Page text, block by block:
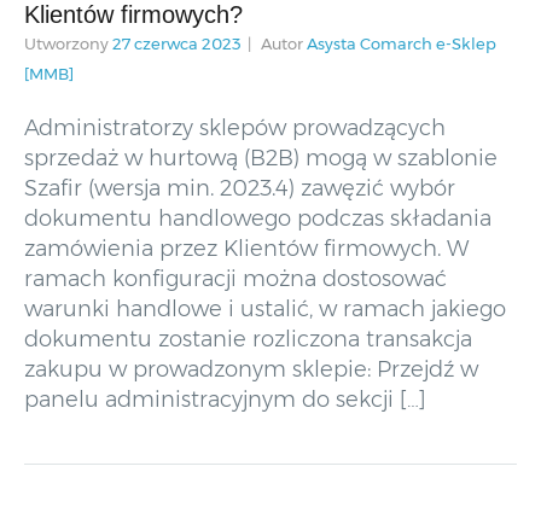
Klientów firmowych?
Utworzony27 czerwca 2023 AutorAsysta Comarch e-Sklep
[MMB]
Administratorzy sklepów prowadzących
sprzedaż w hurtową (B2B) mogą w szablonie
Szafir (wersja min. 2023.4) zawęzić wybór
dokumentu handlowego podczas składania
zamówienia przez Klientów firmowych. W
ramach konfiguracji można dostosować
warunki handlowe i ustalić, w ramach jakiego
dokumentu zostanie rozliczona transakcja
zakupu w prowadzonym sklepie: Przejdź w
panelu administracyjnym do sekcji […]